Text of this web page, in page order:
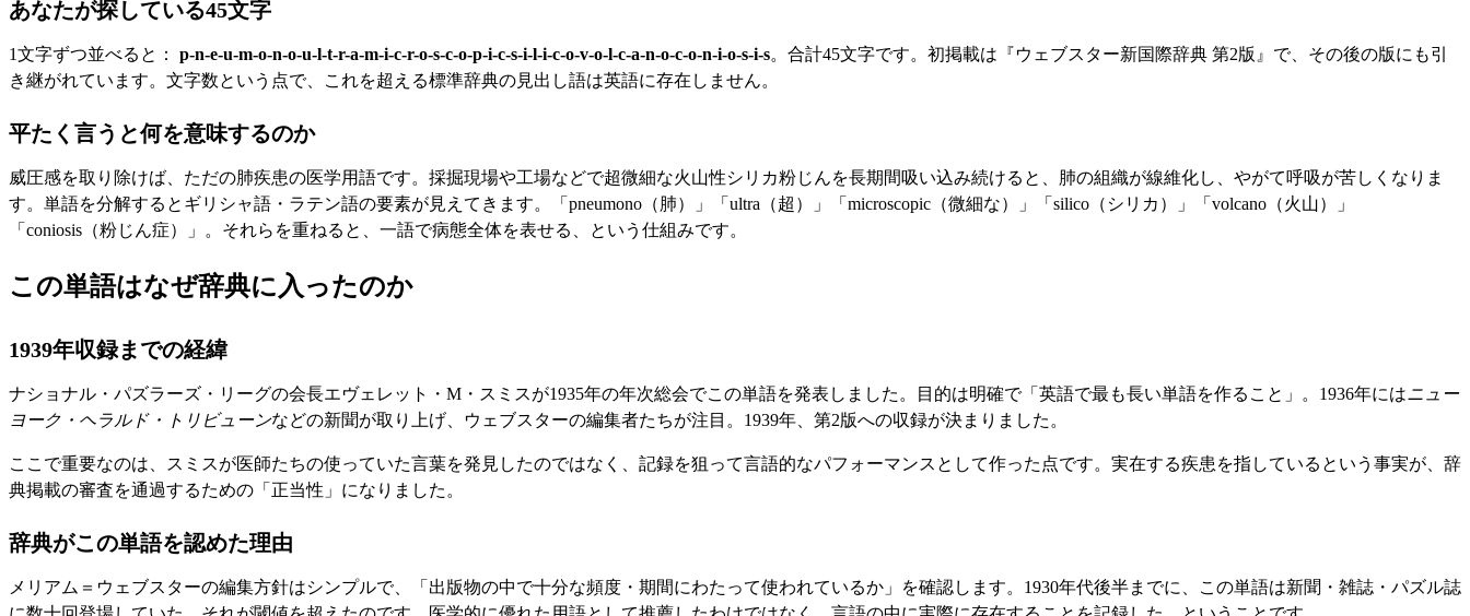
あなたが探している45文字
1文字ずつ並べると： p-n-e-u-m-o-n-o-u-l-t-r-a-m-i-c-r-o-s-c-o-p-i-c-s-i-l-i-c-o-v-o-l-c-a-n-o-c-o-n-i-o-s-i-s。合計45文字です。初掲載は『ウェブスター新国際辞典 第2版』で、その後の版にも引
き継がれています。文字数という点で、これを超える標準辞典の見出し語は英語に存在しません。
平たく言うと何を意味するのか
威圧感を取り除けば、ただの肺疾患の医学用語です。採掘現場や工場などで超微細な火山性シリカ粉じんを長期間吸い込み続けると、肺の組織が線維化し、やがて呼吸が苦しくなりま
す。単語を分解するとギリシャ語・ラテン語の要素が見えてきます。「pneumono（肺）」「ultra（超）」「microscopic（微細な）」「silico（シリカ）」「volcano（火山）」
「coniosis（粉じん症）」。それらを重ねると、一語で病態全体を表せる、という仕組みです。
この単語はなぜ辞典に入ったのか
1939年収録までの経緯
ナショナル・パズラーズ・リーグの会長エヴェレット・M・スミスが1935年の年次総会でこの単語を発表しました。目的は明確で「英語で最も長い単語を作ること」。1936年にはニュー
ヨーク・ヘラルド・トリビューンなどの新聞が取り上げ、ウェブスターの編集者たちが注目。1939年、第2版への収録が決まりました。
ここで重要なのは、スミスが医師たちの使っていた言葉を発見したのではなく、記録を狙って言語的なパフォーマンスとして作った点です。実在する疾患を指しているという事実が、辞
典掲載の審査を通過するための「正当性」になりました。
辞典がこの単語を認めた理由
メリアム＝ウェブスターの編集方針はシンプルで、「出版物の中で十分な頻度・期間にわたって使われているか」を確認します。1930年代後半までに、この単語は新聞・雑誌・パズル誌